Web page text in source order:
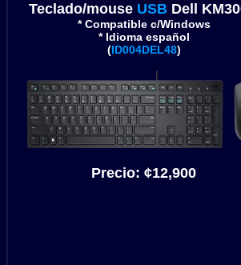
Teclado/mouse USB Dell
* Compatible c/Windows
* Idioma español
(ID004DEL48)
Precio: ¢12,900